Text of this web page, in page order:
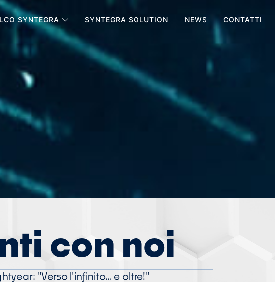
SYNTEGRA SYNTEGRA SOLUTION NEWS CONTATTI
con noi
"Verso l'infinito... e oltre!"